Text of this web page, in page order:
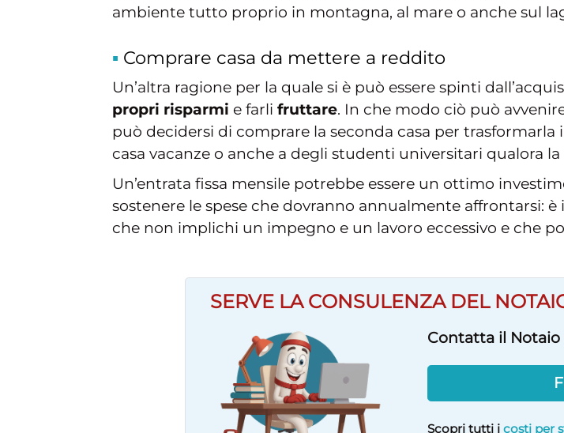
ambiente tutto proprio in montagna, al mare o anche sul
Comprare casa da mettere a reddito
Un’altra ragione per la quale si è può essere spinti
propri risparmi e farli fruttare. In che modo ciò può
può decidersi di comprare la seconda casa per
casa vacanze o anche a degli studenti universitari qualora
Un’entrata fissa mensile potrebbe essere un ottimo
sostenere le spese che dovranno annualmente affrontarsi:
che non implichi un impegno e un lavoro eccessivo e che
SERVE LA CONSULENZA DEL
Contatta il Notaio
Scopri tutti icosti per